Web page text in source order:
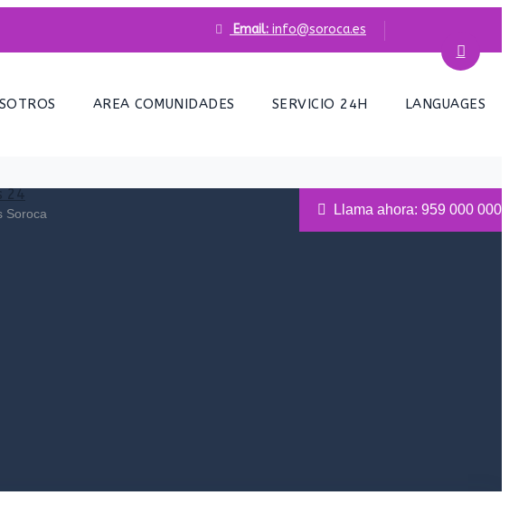
Email: info@soroca.es
AREA COMUNIDADES SERVICIO 24H LANGUAGES
24
Soroca Llama ahora: 959 000 000